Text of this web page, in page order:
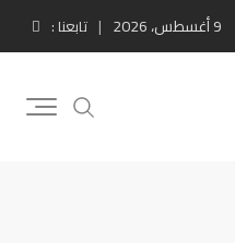
9 أغسطس، 2026 تابعنا :